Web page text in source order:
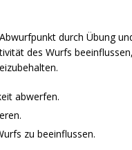
durch Übung
des Wurfs
abwerfen.
zu beeinflussen.